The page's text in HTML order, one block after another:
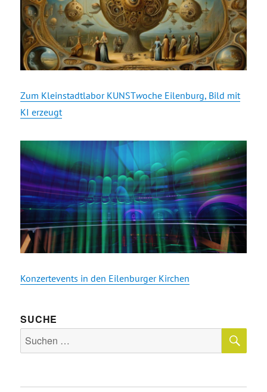
Zum Kleinstadtlabor KUNSTwoche Eilenburg, Bild mit
KI erzeugt
Konzertevents in den Eilenburger Kirchen
SUCHE
Suche
nach: